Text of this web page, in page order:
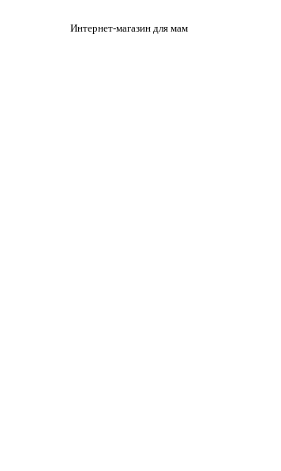
Интернет-магазин для мам